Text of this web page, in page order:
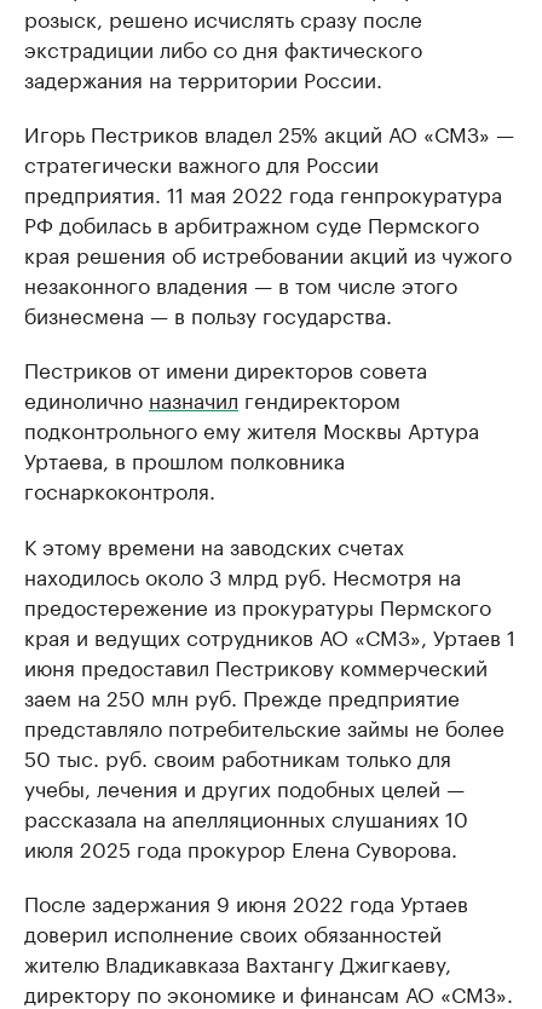
розыск, решено исчислять сразу после
экстрадиции либо со дня фактического
задержания на территории России.
Игорь Пестриков владел 25% акций АО «СМЗ» —
стратегически важного для России
предприятия. 11 мая 2022 года генпрокуратура
РФ добилась в арбитражном суде Пермского
края решения об истребовании акций из чужого
незаконного владения — в том числе этого
бизнесмена — в пользу государства.
Пестриков от имени директоров совета
единолично назначил гендиректором
подконтрольного ему жителя Москвы Артура
Уртаева, в прошлом полковника
госнаркоконтроля.
К этому времени на заводских счетах
находилось около 3 млрд руб. Несмотря на
предостережение из прокуратуры Пермского
края и ведущих сотрудников АО «СМЗ», Уртаев 1
июня предоставил Пестрикову коммерческий
заем на 250 млн руб. Прежде предприятие
представляло потребительские займы не более
50 тыс. руб. своим работникам только для
учебы, лечения и других подобных целей —
рассказала на апелляционных слушаниях 10
июля 2025 года прокурор Елена Суворова.
После задержания 9 июня 2022 года Уртаев
доверил исполнение своих обязанностей
жителю Владикавказа Вахтангу Джигкаеву,
директору по экономике и финансам АО «СМЗ».